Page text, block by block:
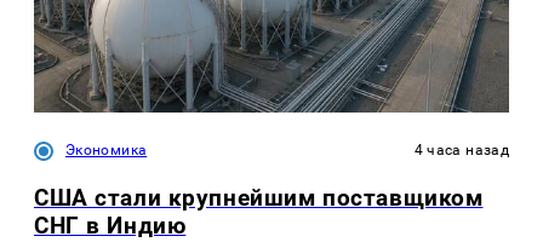
Экономика 4 часа назад
США стали крупнейшим поставщиком
СНГ в Индию